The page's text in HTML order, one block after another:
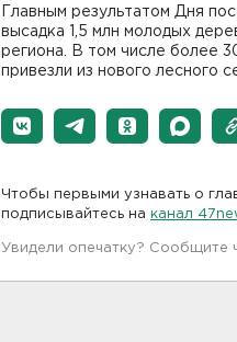
Главным результатом Дня
высадка 1,5 млн молодых
региона. В том числе более
привезли из нового лесного
Чтобы первыми узнавать о
подписывайтесь на канал
Увидели опечатку? Сообщите